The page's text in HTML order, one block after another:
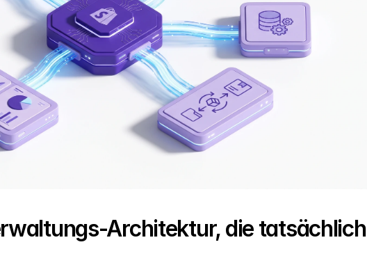
Architektur, die tatsächlich